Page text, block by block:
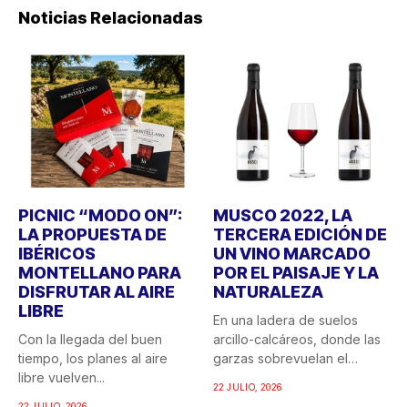
Noticias Relacionadas
PICNIC “MODO ON”:
LA PROPUESTA DE
IBÉRICOS
MONTELLANO PARA
DISFRUTAR AL AIRE
LIBRE
Con la llegada del buen
tiempo, los planes al aire
libre vuelven...
MUSCO 2022, LA
TERCERA EDICIÓN DE
UN VINO MARCADO
POR EL PAISAJE Y LA
NATURALEZA
En una ladera de suelos
arcillo-calcáreos, donde las
garzas sobrevuelan el
22 JULIO, 2026